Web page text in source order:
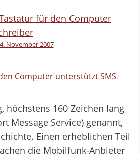
November 2007
Computer unterstützt SMS-
höchstens 160 Zeichen lang
Message Service) genannt,
Einen erheblichen Teil
die Mobilfunk-Anbieter